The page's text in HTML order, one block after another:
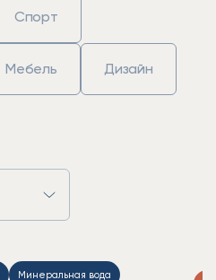
Спорт
Мебель Дизайн
Минеральная вода